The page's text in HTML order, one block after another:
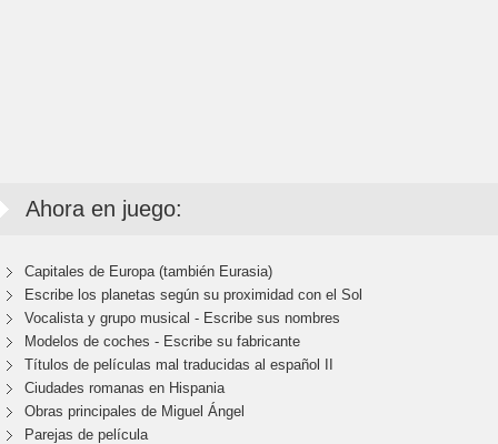
Ahora en juego:
Capitales de Europa (también Eurasia)
Escribe los planetas según su proximidad con el Sol
Vocalista y grupo musical - Escribe sus nombres
Modelos de coches - Escribe su fabricante
Títulos de películas mal traducidas al español II
Ciudades romanas en Hispania
Obras principales de Miguel Ángel
Parejas de película